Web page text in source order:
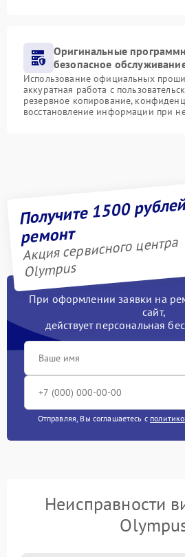
Оригинальные
безопасное
Использование официальных
аккуратная работа с
резервное копирование,
восстановление информации при
Получите 1500
ремонт
Акция сервисного центра
Olympus
При оформлении заявки на
сайт,
действует персональная
Отправляя, Вы соглашаетесь с
Неисправности